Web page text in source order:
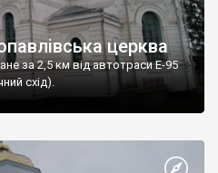
церква
за 2,5 км від автотраси Е-95
схід).